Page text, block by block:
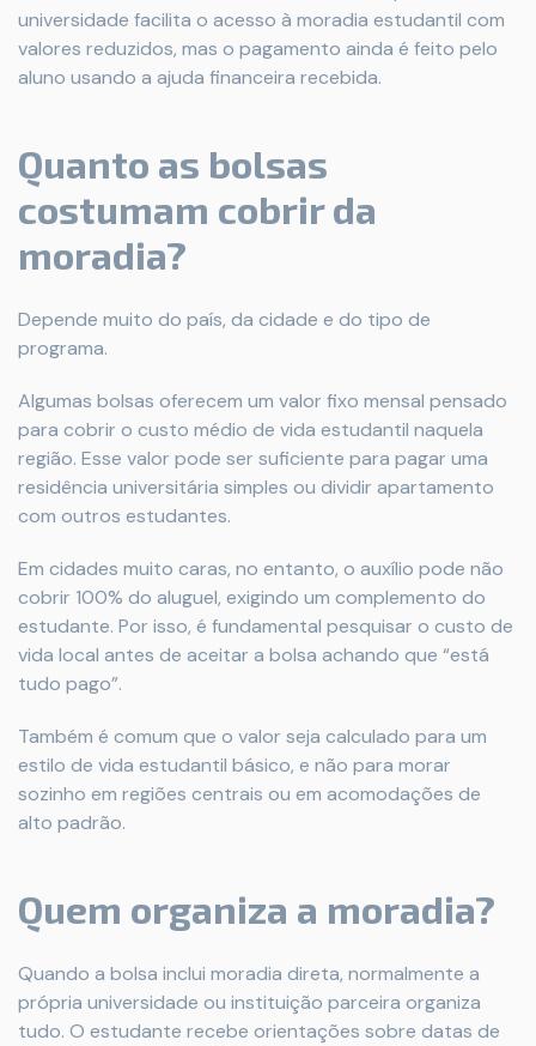
universidade facilita o acesso à moradia estudantil com
valores reduzidos, mas o pagamento ainda é feito pelo
aluno usando a ajuda financeira recebida.
Quanto as bolsas
costumam cobrir da
moradia?
Depende muito do país, da cidade e do tipo de
programa.
Algumas bolsas oferecem um valor fixo mensal pensado
para cobrir o custo médio de vida estudantil naquela
região. Esse valor pode ser suficiente para pagar uma
residência universitária simples ou dividir apartamento
com outros estudantes.
Em cidades muito caras, no entanto, o auxílio pode não
cobrir 100% do aluguel, exigindo um complemento do
estudante. Por isso, é fundamental pesquisar o custo de
vida local antes de aceitar a bolsa achando que “está
tudo pago”.
Também é comum que o valor seja calculado para um
estilo de vida estudantil básico, e não para morar
sozinho em regiões centrais ou em acomodações de
alto padrão.
Quem organiza a moradia?
Quando a bolsa inclui moradia direta, normalmente a
própria universidade ou instituição parceira organiza
tudo. O estudante recebe orientações sobre datas de